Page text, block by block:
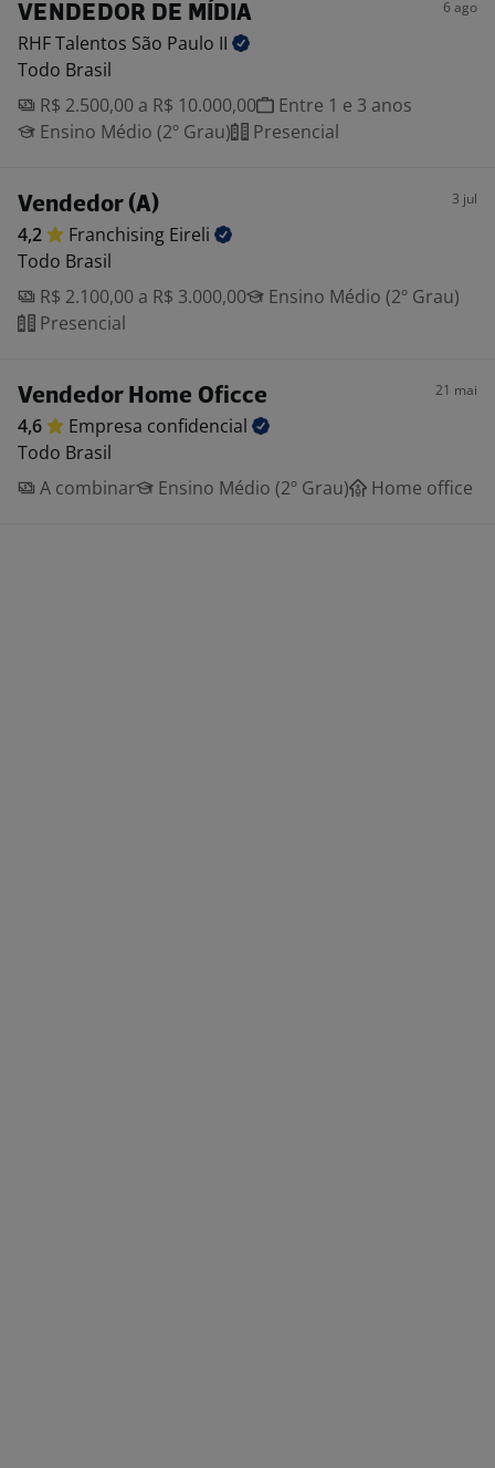
VENDEDOR DE MÍDIA 6 ago
RHF Talentos São Paulo II
Todo Brasil
R$ 2.500,00 a R$ 10.000,00
Entre 1 e 3 anos
Ensino Médio (2º Grau)
Presencial
Vendedor (A) 3 jul
4,2 Franchising Eireli
Todo Brasil
R$ 2.100,00 a R$ 3.000,00
Ensino Médio (2º Grau)
Presencial
Vendedor Home Oficce 21 mai
4,6 Empresa confidencial
Todo Brasil
A combinar
Ensino Médio (2º Grau) Home office